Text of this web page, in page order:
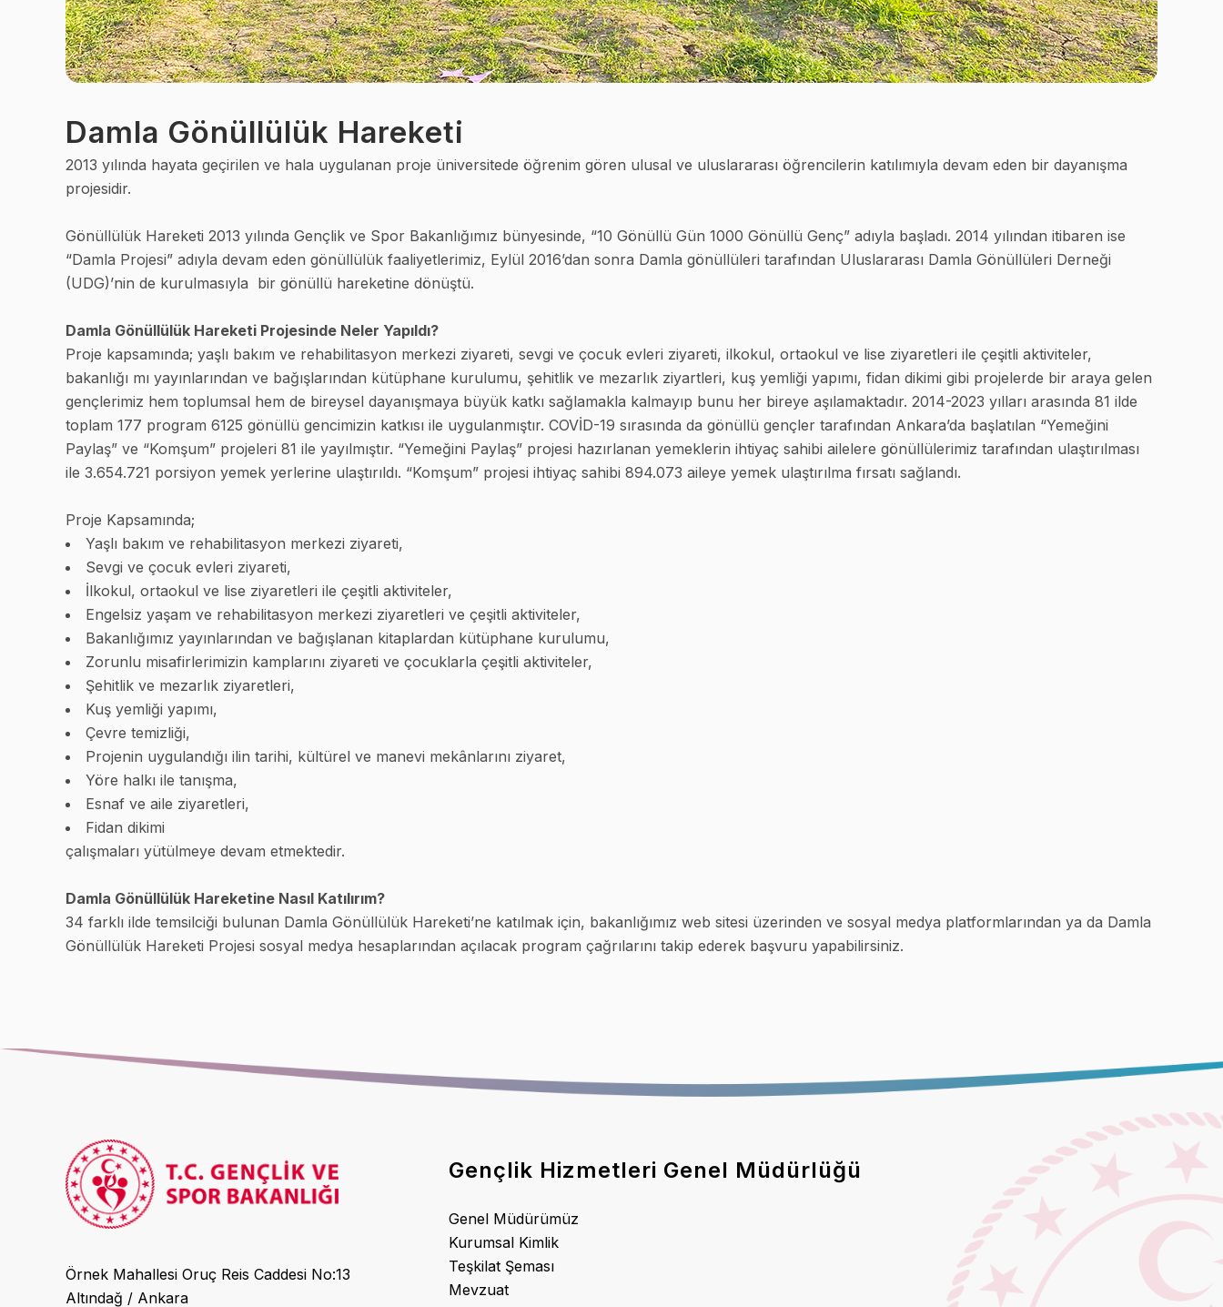
Damla Gönüllülük Hareketi
2013 yılında hayata geçirilen ve hala uygulanan proje üniversitede öğrenim gören ulusal ve uluslararası öğrencilerin katılımıyla devam eden bir dayanışma
projesidir.
Gönüllülük Hareketi 2013 yılında Gençlik ve Spor Bakanlığımız bünyesinde, “10 Gönüllü Gün 1000 Gönüllü Genç” adıyla başladı. 2014 yılından itibaren ise
“Damla Projesi” adıyla devam eden gönüllülük faaliyetlerimiz, Eylül 2016’dan sonra Damla gönüllüleri tarafından Uluslararası Damla Gönüllüleri Derneği
(UDG)’nin de kurulmasıyla bir gönüllü hareketine dönüştü.
Damla Gönüllülük Hareketi Projesinde Neler Yapıldı?
Proje kapsamında; yaşlı bakım ve rehabilitasyon merkezi ziyareti, sevgi ve çocuk evleri ziyareti, ilkokul, ortaokul ve lise ziyaretleri ile çeşitli aktiviteler,
bakanlığı mı yayınlarından ve bağışlarından kütüphane kurulumu, şehitlik ve mezarlık ziyartleri, kuş yemliği yapımı, fidan dikimi gibi projelerde bir araya gelen
gençlerimiz hem toplumsal hem de bireysel dayanışmaya büyük katkı sağlamakla kalmayıp bunu her bireye aşılamaktadır. 2014-2023 yılları arasında 81 ilde
toplam 177 program 6125 gönüllü gencimizin katkısı ile uygulanmıştır. COVİD-19 sırasında da gönüllü gençler tarafından Ankara’da başlatılan “Yemeğini
Paylaş” ve “Komşum” projeleri 81 ile yayılmıştır. “Yemeğini Paylaş” projesi hazırlanan yemeklerin ihtiyaç sahibi ailelere gönüllülerimiz tarafından ulaştırılması
ile 3.654.721 porsiyon yemek yerlerine ulaştırıldı. “Komşum” projesi ihtiyaç sahibi 894.073 aileye yemek ulaştırılma fırsatı sağlandı.
Proje Kapsamında;
Yaşlı bakım ve rehabilitasyon merkezi ziyareti,
Sevgi ve çocuk evleri ziyareti,
İlkokul, ortaokul ve lise ziyaretleri ile çeşitli aktiviteler,
Engelsiz yaşam ve rehabilitasyon merkezi ziyaretleri ve çeşitli aktiviteler,
Bakanlığımız yayınlarından ve bağışlanan kitaplardan kütüphane kurulumu,
Zorunlu misafirlerimizin kamplarını ziyareti ve çocuklarla çeşitli aktiviteler,
Şehitlik ve mezarlık ziyaretleri,
Kuş yemliği yapımı,
Çevre temizliği,
Projenin uygulandığı ilin tarihi, kültürel ve manevi mekânlarını ziyaret,
Yöre halkı ile tanışma,
Esnaf ve aile ziyaretleri,
Fidan dikimi
çalışmaları yütülmeye devam etmektedir.
Damla Gönüllülük Hareketine Nasıl Katılırım?
34 farklı ilde temsilciği bulunan Damla Gönüllülük Hareketi’ne katılmak için, bakanlığımız web sitesi üzerinden ve sosyal medya platformlarından ya da Damla
Gönüllülük Hareketi Projesi sosyal medya hesaplarından açılacak program çağrılarını takip ederek başvuru yapabilirsiniz.
Örnek Mahallesi Oruç Reis Caddesi No:13
Altındağ / Ankara
Gençlik Hizmetleri Genel Müdürlüğü
Genel Müdürümüz
Kurumsal Kimlik
Teşkilat Şeması
Mevzuat